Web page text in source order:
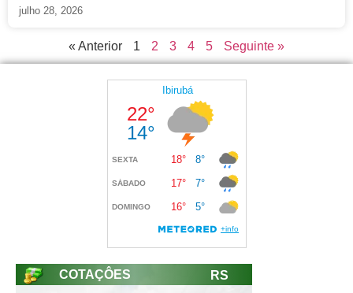
julho 28, 2026
« Anterior 1 2 3 4 5 Seguinte »